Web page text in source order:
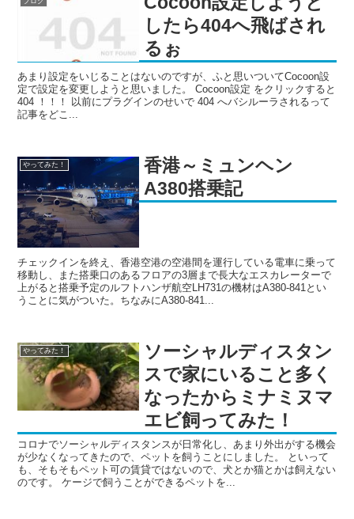
したら404へ飛ばされ
るぉ
あまり設定をいじることはないのですが、ふと思いついてCocoon設
定で設定を変更しようと思いました。 Cocoon設定 をクリックすると
404 ！！！ 以前にプラグインのせいで 404 へバシルーラされるって
記事をどこ...
やってみた！
香港～ミュンヘン
A380搭乗記
チェックインを終え、香港空港の空港間を運行している電車に乗って
移動し、また搭乗口のあるフロアの3層まで長大なエスカレーターで
上がると搭乗予定のルフトハンザ航空LH731の機材はA380-841とい
うことに気がついた。ちなみにA380-841...
やってみた！
ソーシャルディスタン
スで家にいること多く
なったからミナミヌマ
エビ飼ってみた！
コロナでソーシャルディスタンスが日常化し、あまり外出がする機会
が少なくなってきたので、ペットを飼うことにしました。 といって
も、そもそもペット可の賃貸ではないので、犬とか猫とかは飼えない
のです。 ケージで飼うことができるペットを...